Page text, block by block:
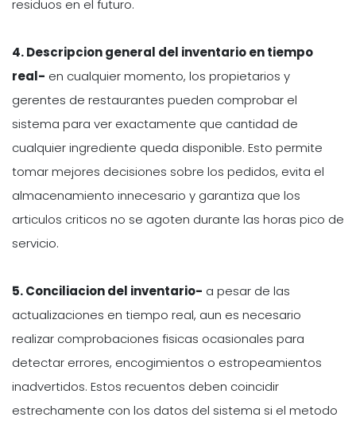
residuos en el futuro.
4. Descripcion general del inventario en tiempo
real- en cualquier momento, los propietarios y
gerentes de restaurantes pueden comprobar el
sistema para ver exactamente que cantidad de
cualquier ingrediente queda disponible. Esto permite
tomar mejores decisiones sobre los pedidos, evita el
almacenamiento innecesario y garantiza que los
articulos criticos no se agoten durante las horas pico de
servicio.
5. Conciliacion del inventario- a pesar de las
actualizaciones en tiempo real, aun es necesario
realizar comprobaciones fisicas ocasionales para
detectar errores, encogimientos o estropeamientos
inadvertidos. Estos recuentos deben coincidir
estrechamente con los datos del sistema si el metodo